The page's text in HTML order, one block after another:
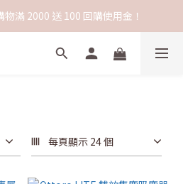
滿 2000 送 100 回購使用金！
每頁顯示 24 個